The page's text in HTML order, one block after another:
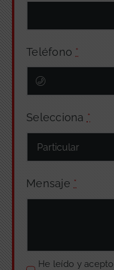
Teléfono *
Selecciona *
Mensaje *
He leído y acepto